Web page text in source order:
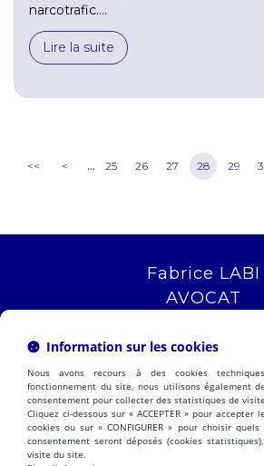
narcotrafic....
Lire la suite
<< < ... 25 26 27 28 29
Fabrice LABI
AVOCAT
13006 MARSEILLE
NOUS LOCALISER
PRÉSENTATION EXPERTISES
ACTUALITÉS
Information sur les cookies
Nous avons recours à des cookies
fonctionnement du site, nous utilisons également
consentement pour collecter des statistiques de
Cliquez ci-dessous sur « ACCEPTER » pour
cookies ou sur « CONFIGURER » pour choisir
consentement seront déposés (cookies
visite du site.